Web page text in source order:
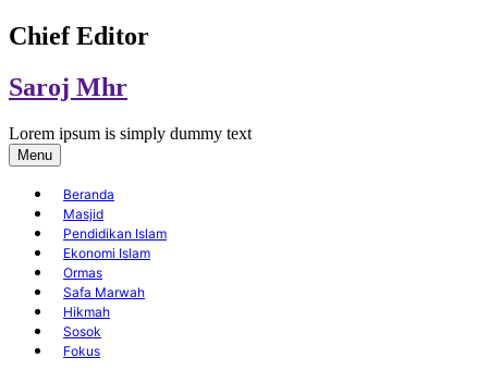
Chief Editor
Saroj Mhr
Lorem ipsum is simply dummy text
Menu
Beranda
Masjid
Pendidikan Islam
Ekonomi Islam
Ormas
Safa Marwah
Hikmah
Sosok
Fokus